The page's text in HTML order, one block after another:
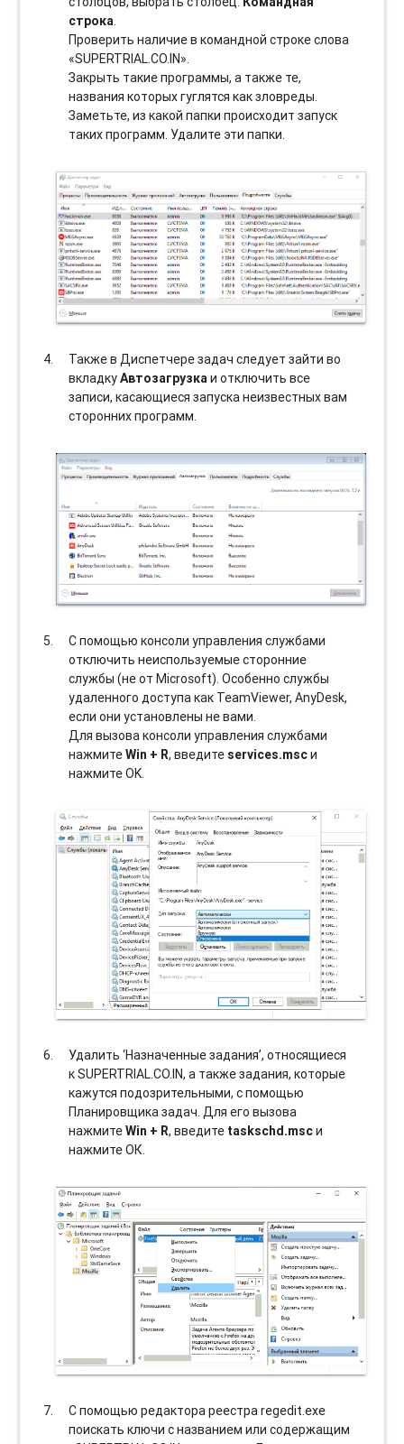
строка.
Проверить наличие в командной строке слова
«SUPERTRIAL.CO.IN».
Закрыть такие программы, а также те,
названия которых гуглятся как зловреды.
Заметьте, из какой папки происходит запуск
таких программ. Удалите эти папки.
Также в Диспетчере задач следует зайти во
вкладкуАвтозагрузкаи отключить все
записи, касающиеся запуска неизвестных вам
сторонних программ.
С помощью консоли управления службами
отключить неиспользуемые сторонние
службы (не от Microsoft). Особенно службы
удаленного доступа как TeamViewer, AnyDesk,
если они установлены не вами.
Для вызова консоли управления службами
нажмитеWin + R, введите services.mscи
нажмите OK.
Удалить ‘Назначенные задания’, относящиеся
к SUPERTRIAL.CO.IN, а также задания, которые
кажутся подозрительными, с помощью
Планировщика задач. Для его вызова
нажмитеWin + R, введите taskschd.mscи
нажмите ОК.
С помощью редактора реестра regedit.exe
поискать ключи с названием или содержащим